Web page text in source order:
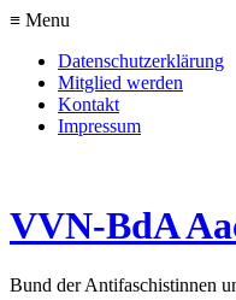
≡ Menu
Datenschutzerklärung
Mitglied werden
Kontakt
Impressum
VVN-BdA
Bund der Antifaschistinnen